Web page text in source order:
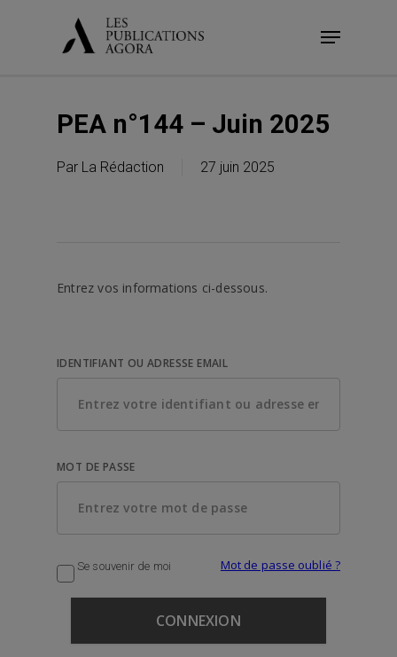
Menu
PEA n°144 – Juin 2025
Par La Rédaction 27 juin 2025
Entrez vos informations ci-dessous.
IDENTIFIANT OU ADRESSE EMAIL
MOT DE PASSE
Se souvenir de moi Mot de passe oublié ?